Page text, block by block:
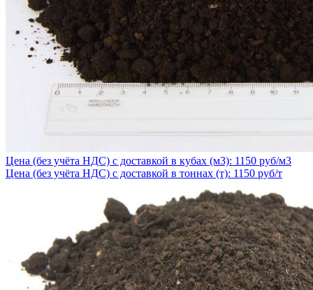
Цена (без учёта НДС) с доставкой в кубах (м3): 1150 руб/м3
Цена (без учёта НДС) с доставкой в тоннах (т): 1150 руб/т